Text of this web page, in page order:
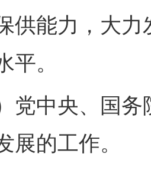
供能力，大
平。
中央、国务
展的工作。